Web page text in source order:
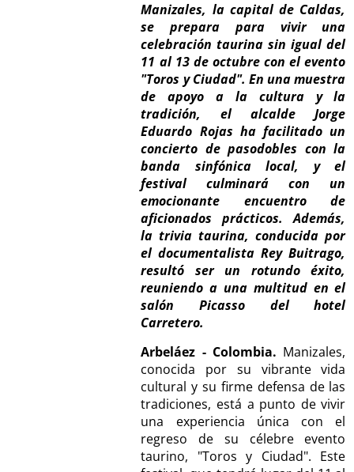
Manizales, la capital de Caldas,
se prepara para vivir una
celebración taurina sin igual del
11 al 13 de octubre con el evento
"Toros y Ciudad". En una muestra
de apoyo a la cultura y la
tradición, el alcalde Jorge
Eduardo Rojas ha facilitado un
concierto de pasodobles con la
banda sinfónica local, y el
festival culminará con un
emocionante encuentro de
aficionados prácticos. Además,
la trivia taurina, conducida por
el documentalista Rey Buitrago,
resultó ser un rotundo éxito,
reuniendo a una multitud en el
salón Picasso del hotel
Carretero.
Arbeláez - Colombia. Manizales,
conocida por su vibrante vida
cultural y su firme defensa de las
tradiciones, está a punto de vivir
una experiencia única con el
regreso de su célebre evento
taurino, "Toros y Ciudad". Este